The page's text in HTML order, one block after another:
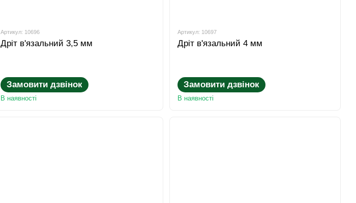
Артикул: 10696
Дріт в'язальний 3,5 мм
Замовити дзвінок
В наявності
Артикул: 10697
Дріт в'язальний 4 мм
Замовити дзвінок
В наявності